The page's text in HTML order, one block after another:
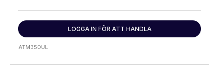
LOGGA IN FÖR ATT HANDLA
ATM350UL